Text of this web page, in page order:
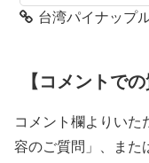
台湾パイナップ
【コメントで
コメント欄よりいた
容のご質問」、また